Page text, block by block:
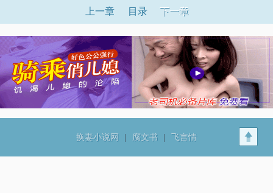
上一章 目录 下一章
换妻小说网 | 腐文书 | 飞言情